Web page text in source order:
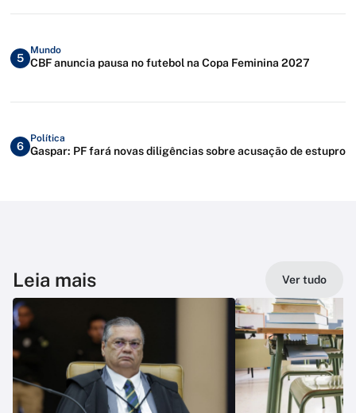
5
Mundo
CBF anuncia pausa no futebol na Copa Feminina 2027
6
Política
Gaspar: PF fará novas diligências sobre acusação de estupro
Leia mais Ver tudo